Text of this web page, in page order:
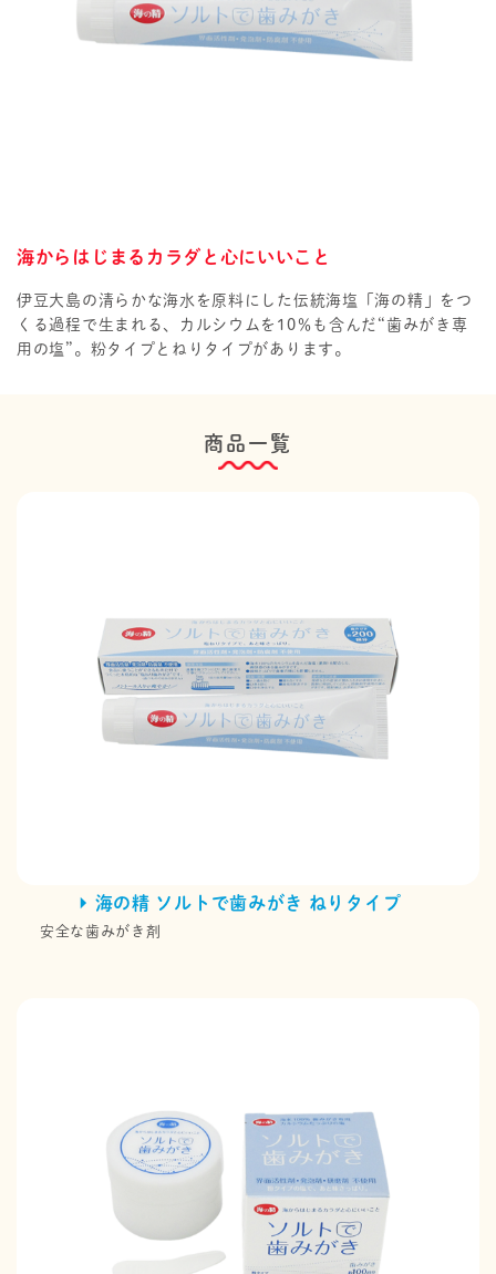
海からはじまるカラダと心にいいこと
伊豆大島の清らかな海水を原料にした伝統海塩「海の精」をつ
くる過程で生まれる、カルシウムを10％も含んだ“歯みがき専
用の塩”。粉タイプとねりタイプがあります。
商品一覧
海の精 ソルトで歯みがき ねりタイプ
安全な歯みがき剤